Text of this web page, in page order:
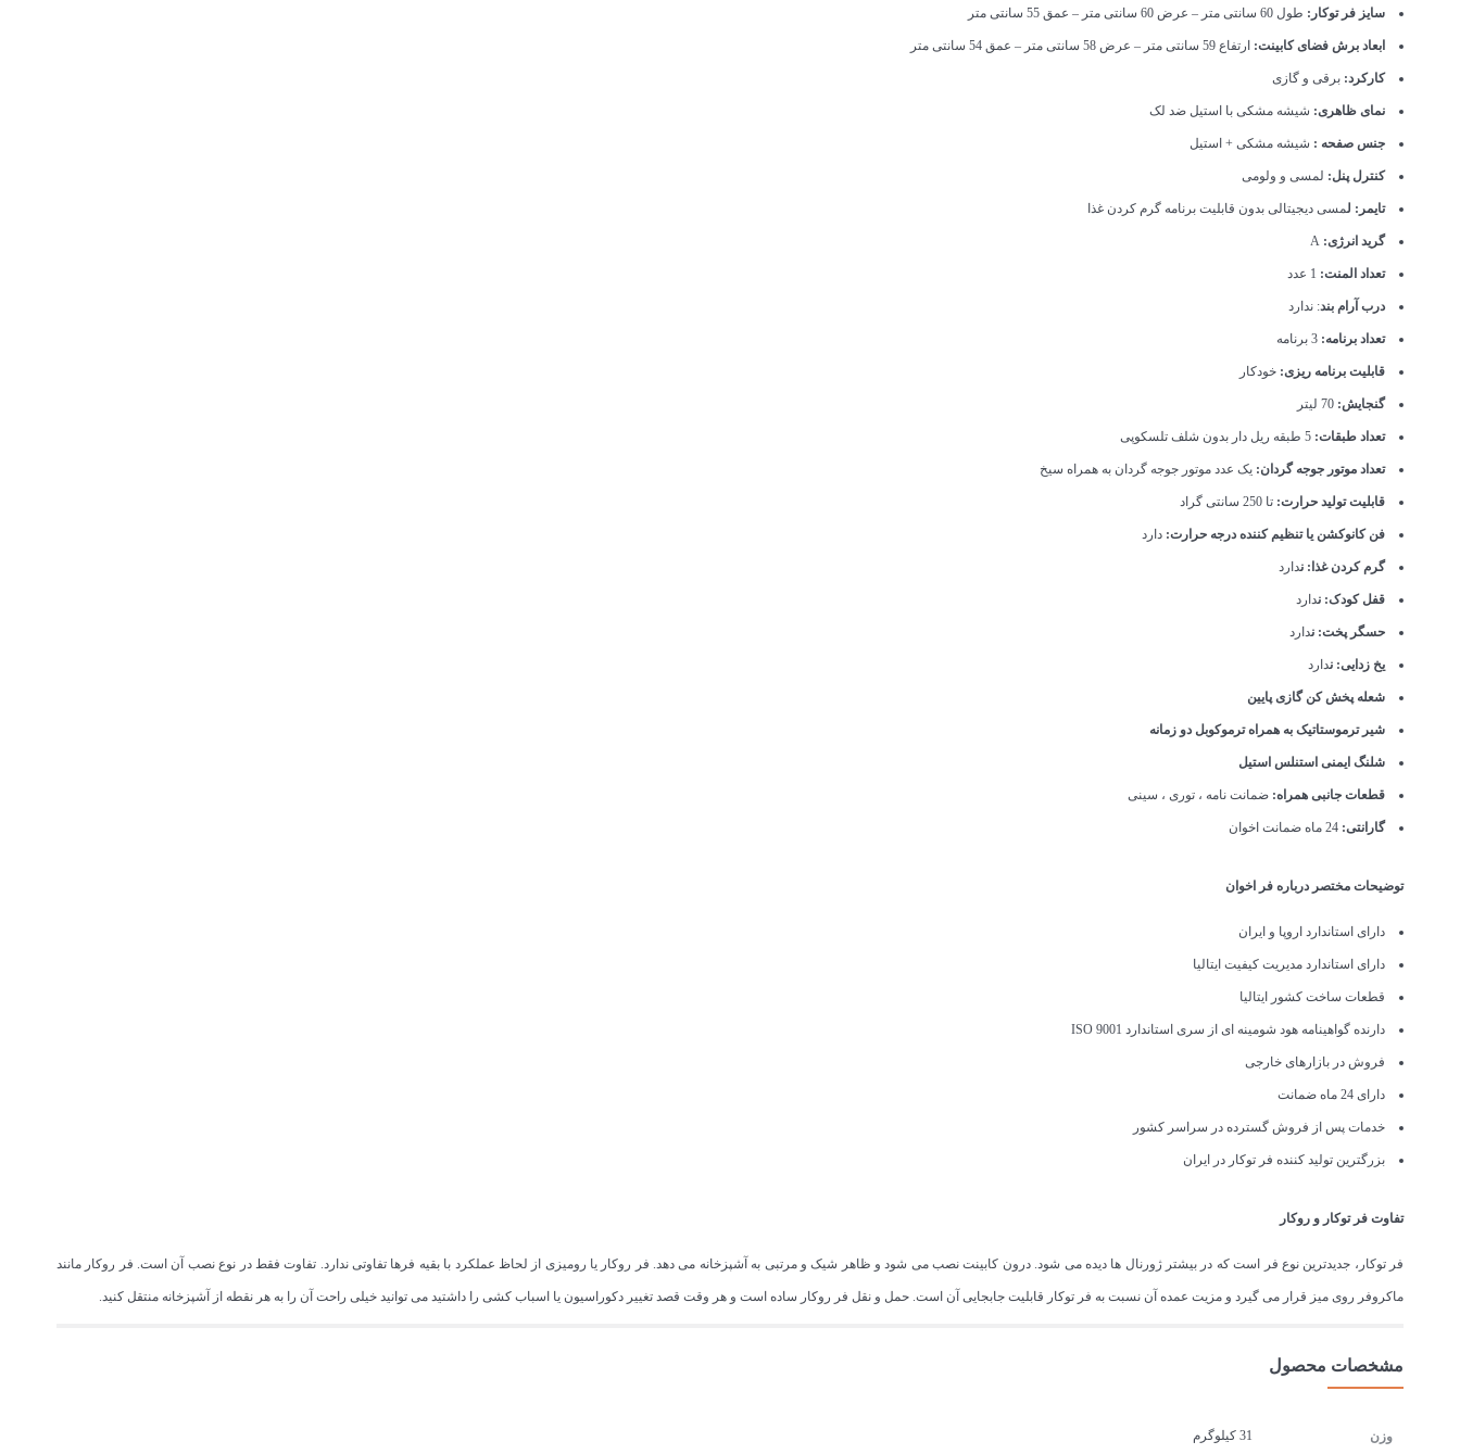
سایز فر توکار: طول 60 سانتی متر – عرض 60 سانتی متر – عمق 55 سانتی متر
ابعاد برش فضای کابینت: ارتفاع 59 سانتی متر – عرض 58 سانتی متر – عمق 54 سانتی متر
کارکرد: برقی و گازی
نمای ظاهری: شیشه مشکی با استیل ضد لک
جنس صفحه : شیشه مشکی + استیل
کنترل پنل: لمسی و ولومی
تایمر: لمسی دیجیتالی بدون قابلیت برنامه گرم کردن غذا
گرید انرژی: A
تعداد المنت:
درب آرام بند: ندارد
تعداد برنامه:
قابلیت برنامه ریزی: خودکار
گنجایش:
تعداد طبقات:
تعداد موتور جوجه گردان: یک عدد موتور جوجه گردان به همراه سیخ
قابلیت تولید حرارت: تا 250 سانتی گراد
فن کانوکشن یا تنظیم کننده درجه حرارت: دارد
گرم کردن غذا: ندارد
قفل کودک: ندارد
حسگر پخت: ندارد
یخ زدایی: ندارد
شعله پخش کن گازی پایین
شیر ترموستاتیک به همراه ترموکوبل دو زمانه
شلنگ ایمنی استنلس استیل
قطعات جانبی همراه: ضمانت نامه ، توری ، سینی
گارانتی:
توضیحات مختصر درباره فر اخوان
دارای استاندارد اروپا و ایران
دارای استاندارد مدیریت کیفیت ایتالیا
قطعات ساخت کشور ایتالیا
دارنده گواهینامه هود شومینه ای از سری استاندارد ISO 9001
فروش در بازارهای خارجی
دارای 24 ماه ضمانت
خدمات پس از فروش گسترده در سراسر کشور
بزرگترین تولید کننده فر توکار در ایران
تفاوت فر توکار و روکار
فر توکار، جدیدترین نوع فر است که در بیشتر ژورنال ها دیده می شود. درون کابینت نصب می شود و ظاهر شیک و مرتبی به آشپزخانه می دهد. فر روکار یا رومیزی از لحاظ عملکرد با بقیه فرها تفاوتی ندارد. تفاوت فقط در نوع نصب آن است. فر روکار مانند
ماکروفر روی میز قرار می گیرد و مزیت عمده آن نسبت به فر توکار قابلیت جابجایی آن است. حمل و نقل فر روکار ساده است و هر وقت قصد تغییر دکوراسیون یا اسباب کشی را داشتید می توانید خیلی راحت آن را به هر نقطه از آشپزخانه منتقل کنید.
مشخصات محصول
وزن 31 کیلوگرم